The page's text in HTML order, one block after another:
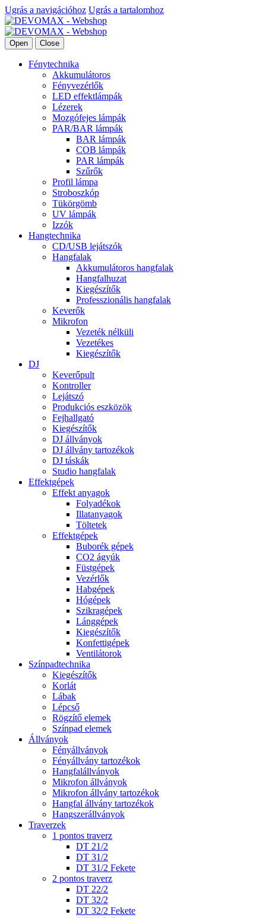
Ugrás a navigációhoz Ugrás a tartalomhoz
Open Close
Fénytechnika
Akkumulátoros
Fényvezérlők
LED effektlámpák
Lézerek
Mozgófejes lámpák
PAR/BAR lámpák
BAR lámpák
COB lámpák
PAR lámpák
Szűrők
Profil lámpa
Stroboszkóp
Tükörgömb
UV lámpák
Izzók
Hangtechnika
CD/USB lejátszók
Hangfalak
Akkumulátoros hangfalak
Hangfalhuzat
Kiegészítők
Professzionális hangfalak
Keverők
Mikrofon
Vezeték nélküli
Vezetékes
Kiegészítők
DJ
Keverőpult
Kontroller
Lejátszó
Produkciós eszközök
Fejhallgató
Kiegészítők
DJ állványok
DJ állvány tartozékok
DJ táskák
Studio hangfalak
Effektgépek
Effekt anyagok
Folyadékok
Illatanyagok
Töltetek
Effektgépek
Buborék gépek
CO2 ágyúk
Füstgépek
Vezérlők
Habgépek
Hógépek
Szikragépek
Lánggépek
Kiegészítők
Konfettigépek
Ventilátorok
Színpadtechnika
Kiegészítők
Korlát
Lábak
Lépcső
Rögzítő elemek
Színpad elemek
Állványok
Fényállványok
Fényállvány tartozékok
Hangfalállványok
Mikrofon állványok
Mikrofon állvány tartozékok
Hangfal állvány tartozékok
Hangszerállványok
Traverzek
1 pontos traverz
DT 21/2
DT 31/2
DT 31/2 Fekete
2 pontos traverz
DT 22/2
DT 32/2
DT 32/2 Fekete